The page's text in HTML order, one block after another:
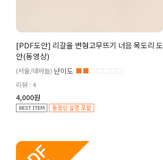
[PDF도안] 리갈울 변형고무뜨기 너음 목도리 도
안(동영상)
(서술/대바늘) 난이도 ■■□□□□□
리뷰 : 4
4,000원